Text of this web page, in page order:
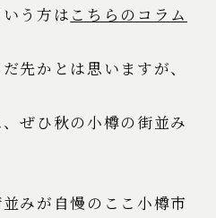
う方は こちらのコラム
先かとは思いますが、
ぜひ秋の小樽の街並み
みが自慢のここ小樽市